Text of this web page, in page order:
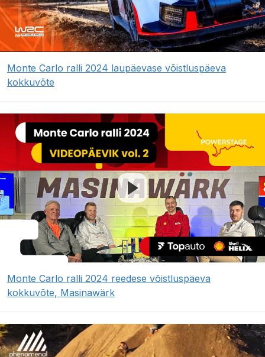
Monte Carlo ralli 2024 laupäevase võistluspäeva
kokkuvõte
Monte Carlo ralli 2024 reedese võistluspäeva
kokkuvõte, Masinawärk